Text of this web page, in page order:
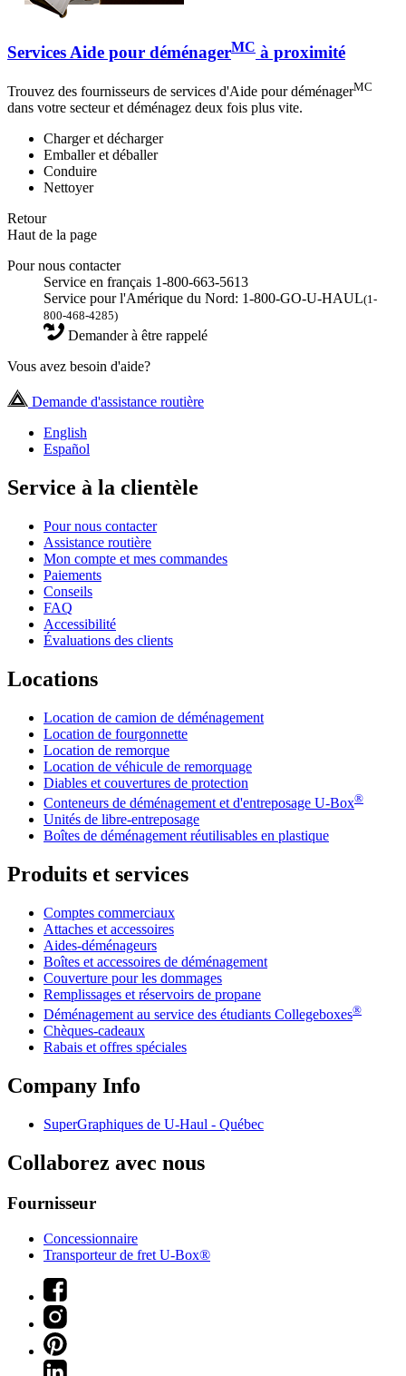
Services Aide pour déménagerMC à proximité
Trouvez des fournisseurs de services d'Aide pour déménagerMC
dans votre secteur et déménagez deux fois plus vite.
Charger et décharger
Emballer et déballer
Conduire
Nettoyer
Retour
Haut de la page
Pour nous contacter
Service en français 1-800-663-5613
Service pour l'Amérique du Nord: 1-800-GO-U-HAUL(1-
800-468-4285)
Demander à être rappelé
Vous avez besoin d'aide?
Demande d'assistance routière
English
Español
Service à la clientèle
Pour nous contacter
Assistance routière
Mon compte et mes commandes
Paiements
Conseils
FAQ
Accessibilité
Évaluations des clients
Locations
Location de camion de déménagement
Location de fourgonnette
Location de remorque
Location de véhicule de remorquage
Diables et couvertures de protection
Conteneurs de déménagement et d'entreposage U-Box®
Unités de libre-entreposage
Boîtes de déménagement réutilisables en plastique
Produits et services
Comptes commerciaux
Attaches et accessoires
Aides-déménageurs
Boîtes et accessoires de déménagement
Couverture pour les dommages
Remplissages et réservoirs de propane
Déménagement au service des étudiants Collegeboxes®
Chèques-cadeaux
Rabais et offres spéciales
Company Info
SuperGraphiques de U-Haul - Québec
Collaborez avec nous
Fournisseur
Concessionnaire
Transporteur de fret U-Box®